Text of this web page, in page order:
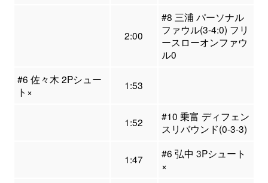
2:00
#8 三浦 パーソナル
ファウル(3-4:0) フリ
ースローオンファウ
ル0
#6 佐々木 2Pシュー
ト×
1:53
1:52
#10 乗富 ディフェン
スリバウンド(0-3-3)
1:47
#6 弘中 3Pシュート
×